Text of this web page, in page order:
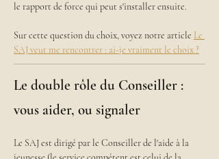
le rapport de force qui peut s'installer ensuite.
Sur cette question du choix, voyez notre article Le
SAJ veut me rencontrer : ai-je vraiment le choix ?
Le double rôle du Conseiller :
vous aider, ou signaler
Le SAJ est dirigé par le Conseiller de l'aide à la